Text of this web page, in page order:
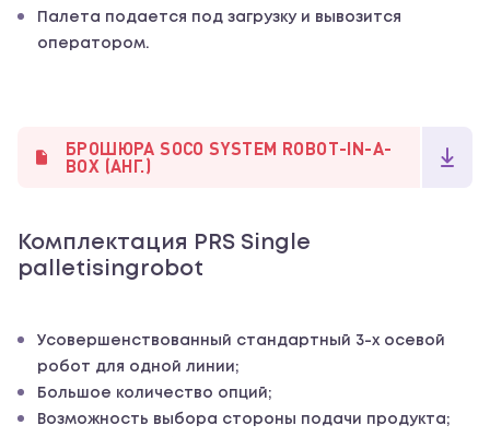
Палета подается под загрузку и вывозится
оператором.
БРОШЮРА SOCO SYSTEM ROBOT-IN-A-
BOX (АНГ.)
Комплектация PRS Single
palletisingrobot
Усовершенствованный стандартный 3-х осевой
робот для одной линии;
Большое количество опций;
Возможность выбора стороны подачи продукта;